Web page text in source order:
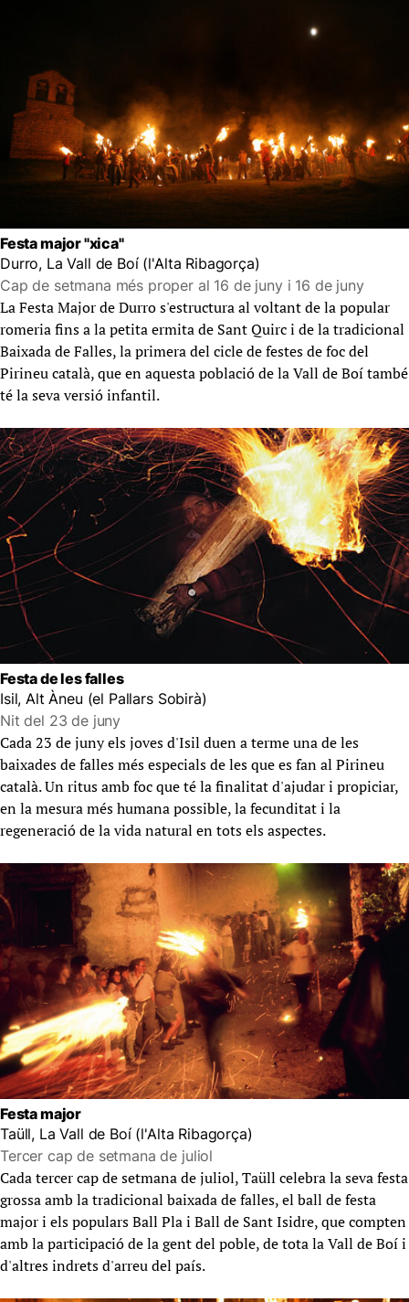
Festa major "xica"
Durro, La Vall de Boí (l'Alta Ribagorça)
Cap de setmana més proper al 16 de juny i 16 de juny
La Festa Major de Durro s'estructura al voltant de la popular
romeria fins a la petita ermita de Sant Quirc i de la tradicional
Baixada de Falles, la primera del cicle de festes de foc del
Pirineu català, que en aquesta població de la Vall de Boí també
té la seva versió infantil.
Festa de les falles
Isil, Alt Àneu (el Pallars Sobirà)
Nit del 23 de juny
Cada 23 de juny els joves d'Isil duen a terme una de les
baixades de falles més especials de les que es fan al Pirineu
català. Un ritus amb foc que té la finalitat d'ajudar i propiciar,
en la mesura més humana possible, la fecunditat i la
regeneració de la vida natural en tots els aspectes.
Festa major
Taüll, La Vall de Boí (l'Alta Ribagorça)
Tercer cap de setmana de juliol
Cada tercer cap de setmana de juliol, Taüll celebra la seva festa
grossa amb la tradicional baixada de falles, el ball de festa
major i els populars Ball Pla i Ball de Sant Isidre, que compten
amb la participació de la gent del poble, de tota la Vall de Boí i
d'altres indrets d'arreu del país.